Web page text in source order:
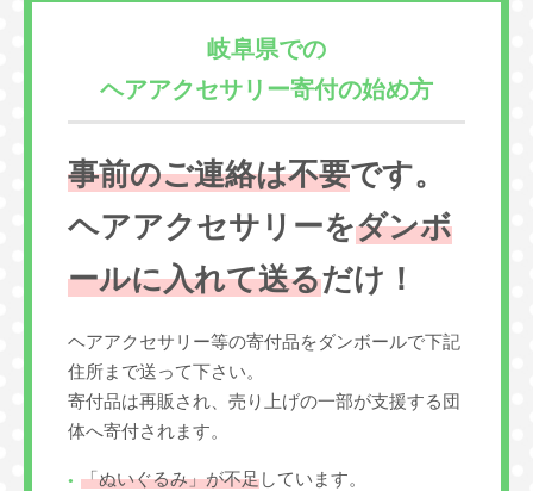
岐阜県での
ヘアアクセサリー寄付の始め方
事前のご連絡は不要です。
ヘアアクセサリーをダンボ
ールに入れて送るだけ！
ヘアアクセサリー等の寄付品をダンボールで下記
住所まで送って下さい。
寄付品は再販され、売り上げの一部が支援する団
体へ寄付されます。
「ぬいぐるみ」が不足しています。